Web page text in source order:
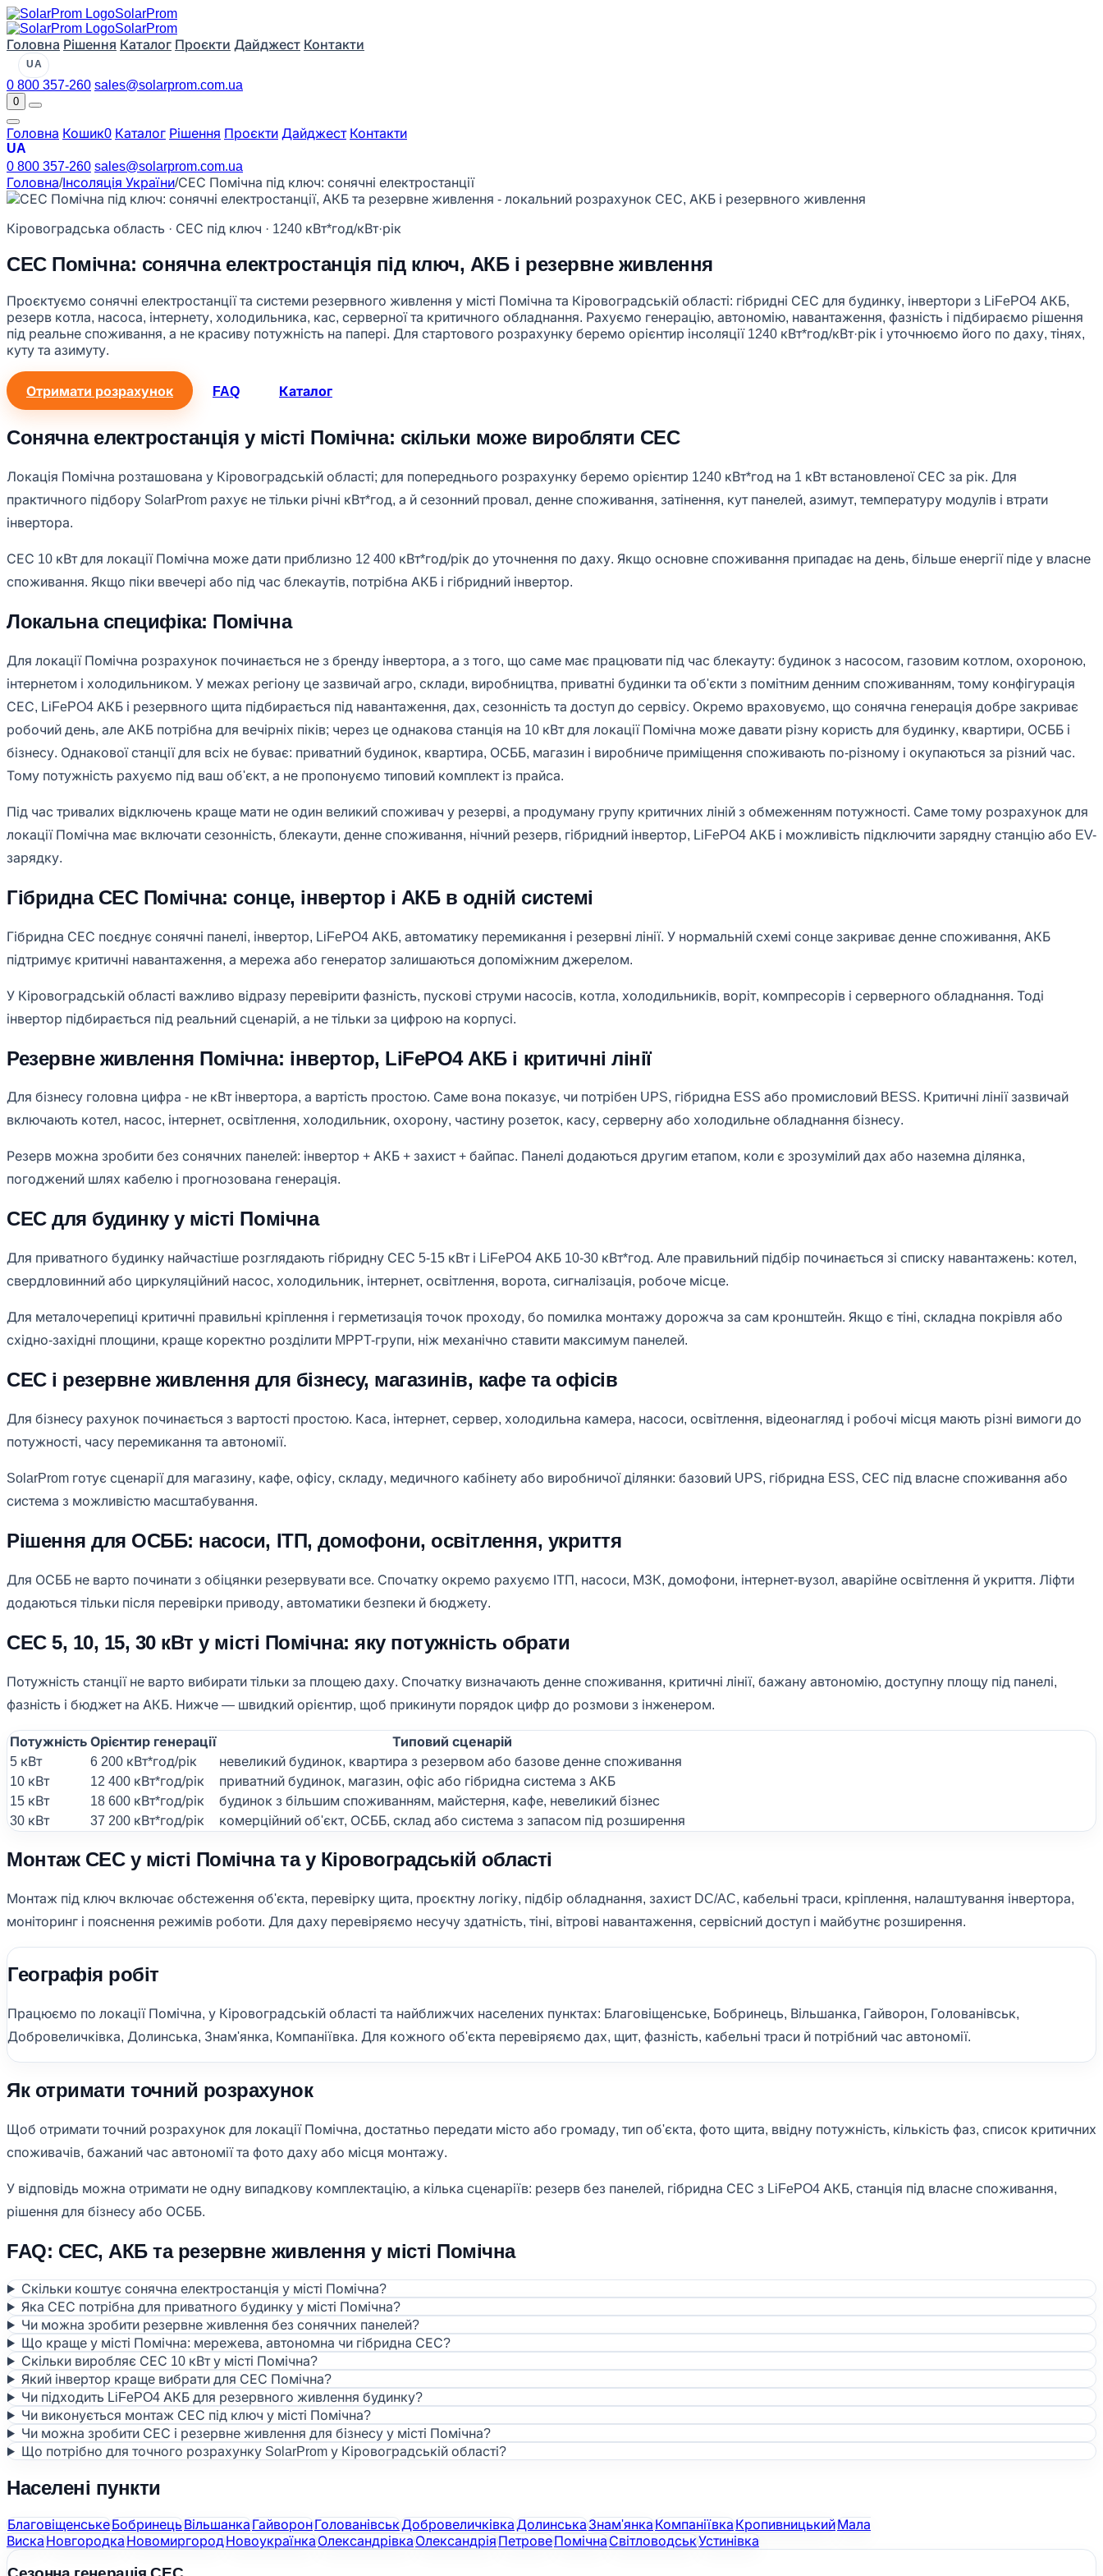
SolarProm
SolarProm
Головна Рішення Каталог Проєкти Дайджест Контакти
UA
0 800 357-260 sales@solarprom.com.ua
0
Головна Кошик0 Каталог Рішення Проєкти Дайджест Контакти
UA
0 800 357-260 sales@solarprom.com.ua
Головна/Інсоляція України/СЕС Помічна під ключ: сонячні електростанції
Кіровоградська область · СЕС під ключ · 1240 кВт*год/кВт·рік
СЕС Помічна: сонячна електростанція під ключ, АКБ і резервне живлення
Проєктуємо сонячні електростанції та системи резервного живлення у місті Помічна та Кіровоградській області: гібридні СЕС для будинку, інвертори з LiFePO4 АКБ,
резерв котла, насоса, інтернету, холодильника, кас, серверної та критичного обладнання. Рахуємо генерацію, автономію, навантаження, фазність і підбираємо рішення
під реальне споживання, а не красиву потужність на папері. Для стартового розрахунку беремо орієнтир інсоляції 1240 кВт*год/кВт·рік і уточнюємо його по даху, тінях,
куту та азимуту.
Отримати розрахунок FAQ Каталог
Сонячна електростанція у місті Помічна: скільки може виробляти СЕС
Локація Помічна розташована у Кіровоградській області; для попереднього розрахунку беремо орієнтир 1240 кВт*год на 1 кВт встановленої СЕС за рік. Для
практичного підбору SolarProm рахує не тільки річні кВт*год, а й сезонний провал, денне споживання, затінення, кут панелей, азимут, температуру модулів і втрати
інвертора.
СЕС 10 кВт для локації Помічна може дати приблизно 12 400 кВт*год/рік до уточнення по даху. Якщо основне споживання припадає на день, більше енергії піде у власне
споживання. Якщо піки ввечері або під час блекаутів, потрібна АКБ і гібридний інвертор.
Локальна специфіка: Помічна
Для локації Помічна розрахунок починається не з бренду інвертора, а з того, що саме має працювати під час блекауту: будинок з насосом, газовим котлом, охороною,
інтернетом і холодильником. У межах регіону це зазвичай агро, склади, виробництва, приватні будинки та об'єкти з помітним денним споживанням, тому конфігурація
СЕС, LiFePO4 АКБ і резервного щита підбирається під навантаження, дах, сезонність та доступ до сервісу. Окремо враховуємо, що сонячна генерація добре закриває
робочий день, але АКБ потрібна для вечірніх піків; через це однакова станція на 10 кВт для локації Помічна може давати різну користь для будинку, квартири, ОСББ і
бізнесу. Однакової станції для всіх не буває: приватний будинок, квартира, ОСББ, магазин і виробниче приміщення споживають по-різному і окупаються за різний час.
Тому потужність рахуємо під ваш об'єкт, а не пропонуємо типовий комплект із прайса.
Під час тривалих відключень краще мати не один великий споживач у резерві, а продуману групу критичних ліній з обмеженням потужності. Саме тому розрахунок для
локації Помічна має включати сезонність, блекаути, денне споживання, нічний резерв, гібридний інвертор, LiFePO4 АКБ і можливість підключити зарядну станцію або EV-
зарядку.
Гібридна СЕС Помічна: сонце, інвертор і АКБ в одній системі
Гібридна СЕС поєднує сонячні панелі, інвертор, LiFePO4 АКБ, автоматику перемикання і резервні лінії. У нормальній схемі сонце закриває денне споживання, АКБ
підтримує критичні навантаження, а мережа або генератор залишаються допоміжним джерелом.
У Кіровоградській області важливо відразу перевірити фазність, пускові струми насосів, котла, холодильників, воріт, компресорів і серверного обладнання. Тоді
інвертор підбирається під реальний сценарій, а не тільки за цифрою на корпусі.
Резервне живлення Помічна: інвертор, LiFePO4 АКБ і критичні лінії
Для бізнесу головна цифра - не кВт інвертора, а вартість простою. Саме вона показує, чи потрібен UPS, гібридна ESS або промисловий BESS. Критичні лінії зазвичай
включають котел, насос, інтернет, освітлення, холодильник, охорону, частину розеток, касу, серверну або холодильне обладнання бізнесу.
Резерв можна зробити без сонячних панелей: інвертор + АКБ + захист + байпас. Панелі додаються другим етапом, коли є зрозумілий дах або наземна ділянка,
погоджений шлях кабелю і прогнозована генерація.
СЕС для будинку у місті Помічна
Для приватного будинку найчастіше розглядають гібридну СЕС 5-15 кВт і LiFePO4 АКБ 10-30 кВт*год. Але правильний підбір починається зі списку навантажень: котел,
свердловинний або циркуляційний насос, холодильник, інтернет, освітлення, ворота, сигналізація, робоче місце.
Для металочерепиці критичні правильні кріплення і герметизація точок проходу, бо помилка монтажу дорожча за сам кронштейн. Якщо є тіні, складна покрівля або
східно-західні площини, краще коректно розділити MPPT-групи, ніж механічно ставити максимум панелей.
СЕС і резервне живлення для бізнесу, магазинів, кафе та офісів
Для бізнесу рахунок починається з вартості простою. Каса, інтернет, сервер, холодильна камера, насоси, освітлення, відеонагляд і робочі місця мають різні вимоги до
потужності, часу перемикання та автономії.
SolarProm готує сценарії для магазину, кафе, офісу, складу, медичного кабінету або виробничої ділянки: базовий UPS, гібридна ESS, СЕС під власне споживання або
система з можливістю масштабування.
Рішення для ОСББ: насоси, ІТП, домофони, освітлення, укриття
Для ОСББ не варто починати з обіцянки резервувати все. Спочатку окремо рахуємо ІТП, насоси, МЗК, домофони, інтернет-вузол, аварійне освітлення й укриття. Ліфти
додаються тільки після перевірки приводу, автоматики безпеки й бюджету.
СЕС 5, 10, 15, 30 кВт у місті Помічна: яку потужність обрати
Потужність станції не варто вибирати тільки за площею даху. Спочатку визначають денне споживання, критичні лінії, бажану автономію, доступну площу під панелі,
фазність і бюджет на АКБ. Нижче — швидкий орієнтир, щоб прикинути порядок цифр до розмови з інженером.
Потужність Орієнтир генерації
Типовий сценарій
5 кВт
6 200 кВт*год/рік
невеликий будинок, квартира з резервом або базове денне споживання
10 кВт
12 400 кВт*год/рік
приватний будинок, магазин, офіс або гібридна система з АКБ
15 кВт
18 600 кВт*год/рік
будинок з більшим споживанням, майстерня, кафе, невеликий бізнес
30 кВт
37 200 кВт*год/рік комерційний об'єкт, ОСББ, склад або система з запасом під розширення
Монтаж СЕС у місті Помічна та у Кіровоградській області
Монтаж під ключ включає обстеження об'єкта, перевірку щита, проєктну логіку, підбір обладнання, захист DC/AC, кабельні траси, кріплення, налаштування інвертора,
моніторинг і пояснення режимів роботи. Для даху перевіряємо несучу здатність, тіні, вітрові навантаження, сервісний доступ і майбутнє розширення.
Географія робіт
Працюємо по локації Помічна, у Кіровоградській області та найближчих населених пунктах: Благовіщенське, Бобринець, Вільшанка, Гайворон, Голованівськ,
Добровеличківка, Долинська, Знам'янка, Компаніївка. Для кожного об'єкта перевіряємо дах, щит, фазність, кабельні траси й потрібний час автономії.
Як отримати точний розрахунок
Щоб отримати точний розрахунок для локації Помічна, достатньо передати місто або громаду, тип об'єкта, фото щита, ввідну потужність, кількість фаз, список критичних
споживачів, бажаний час автономії та фото даху або місця монтажу.
У відповідь можна отримати не одну випадкову комплектацію, а кілька сценаріїв: резерв без панелей, гібридна СЕС з LiFePO4 АКБ, станція під власне споживання,
рішення для бізнесу або ОСББ.
FAQ: СЕС, АКБ та резервне живлення у місті Помічна
Скільки коштує сонячна електростанція у місті Помічна?
Яка СЕС потрібна для приватного будинку у місті Помічна?
Чи можна зробити резервне живлення без сонячних панелей?
Що краще у місті Помічна: мережева, автономна чи гібридна СЕС?
Скільки виробляє СЕС 10 кВт у місті Помічна?
Який інвертор краще вибрати для СЕС Помічна?
Чи підходить LiFePO4 АКБ для резервного живлення будинку?
Чи виконується монтаж СЕС під ключ у місті Помічна?
Чи можна зробити СЕС і резервне живлення для бізнесу у місті Помічна?
Що потрібно для точного розрахунку SolarProm у Кіровоградській області?
Населені пункти
БлаговіщенськеБобринецьВільшанка ГайворонГолованівськДобровеличківкаДолинська Знам'янка Компаніївка КропивницькийМала
ВискаНовгородка НовомиргородНовоукраїнка Олександрівка Олександрія ПетровеПомічна СвітловодськУстинівка